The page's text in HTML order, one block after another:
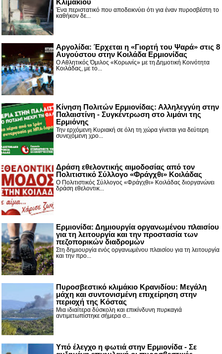
Κλιμακίου
Ένα περιστατικό που αποδεικνύει ότι για έναν πυροσβέστη το
καθήκον δε...
Αργολίδα: Έρχεται η «Γιορτή του Ψαρά» στις 8
Αυγούστου στην Κοιλάδα Ερμιονίδας
Ο Αθλητικός Όμιλος «Κορωνίς» με τη Δημοτική Κοινότητα
Κοιλάδας, με το...
Κίνηση Πολιτών Ερμιονίδας: Αλληλεγγύη στην
Παλαιστίνη - Συγκέντρωση στο λιμάνι της
Ερμιόνης
Την ερχόμενη Κυριακή σε όλη τη χώρα γίνεται για δεύτερη
συνεχόμενη χρο...
Δράση εθελοντικής αιμοδοσίας από τον
Πολιτιστικό Σύλλογο «Φράγχθι» Κοιλάδας
Ο Πολιτιστικός Σύλλογος «Φράγχθι» Κοιλάδας διοργανώνει
δράση εθελοντικ...
Ερμιονίδα: Δημιουργία οργανωμένου πλαισίου
για τη λειτουργία και την προστασία των
πεζοπορικών διαδρομών
Στη δημιουργία ενός οργανωμένου πλαισίου για τη λειτουργία
και την προ...
Πυροσβεστικό κλιμάκιο Κρανιδίου: Μεγάλη
μάχη και συντονισμένη επιχείρηση στην
περιοχή της Κόστας
Μια ιδιαίτερα δύσκολη και επικίνδυνη πυρκαγιά
αντιμετωπίστηκε σήμερα σ...
Υπό έλεγχο η φωτιά στην Ερμιονίδα - Σε